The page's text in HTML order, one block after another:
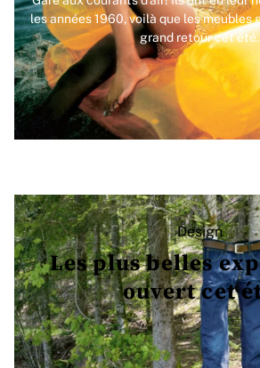
les années 1960, voilà que les
grand retour cet été.
Design
Les plus belles
ouvert cet